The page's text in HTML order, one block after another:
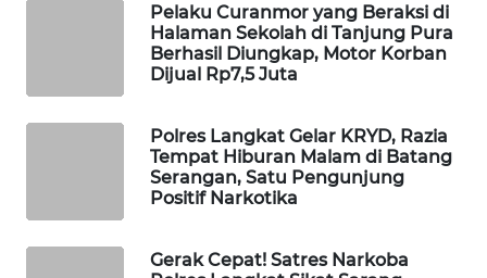
Pelaku Curanmor yang Beraksi di
Halaman Sekolah di Tanjung Pura
Berhasil Diungkap, Motor Korban
Dijual Rp7,5 Juta
Polres Langkat Gelar KRYD, Razia
Tempat Hiburan Malam di Batang
Serangan, Satu Pengunjung
Positif Narkotika
Gerak Cepat! Satres Narkoba